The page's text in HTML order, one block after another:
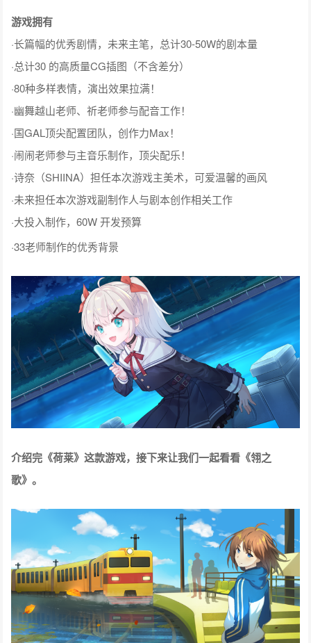
游戏拥有
·长篇幅的优秀剧情，未来主笔，总计30-50W的剧本量
·总计30 的高质量CG插图（不含差分）
·80种多样表情，演出效果拉满！
·幽舞越山老师、祈老师参与配音工作！
·国GAL顶尖配置团队，创作力Max！
·闹闹老师参与主音乐制作，顶尖配乐！
·诗奈（SHIINA）担任本次游戏主美术，可爱温馨的画风
·未来担任本次游戏副制作人与剧本创作相关工作
·大投入制作，60W 开发预算
·33老师制作的优秀背景
介绍完《荷莱》这款游戏，接下来让我们一起看看《翎之
歌》。